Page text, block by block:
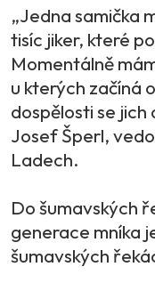
„Jedna samička
tisíc jiker, které
Momentálně
u kterých začíná
dospělosti se jich
Josef Šperl,
Ladech.
Do šumavských
generace mníka
šumavských